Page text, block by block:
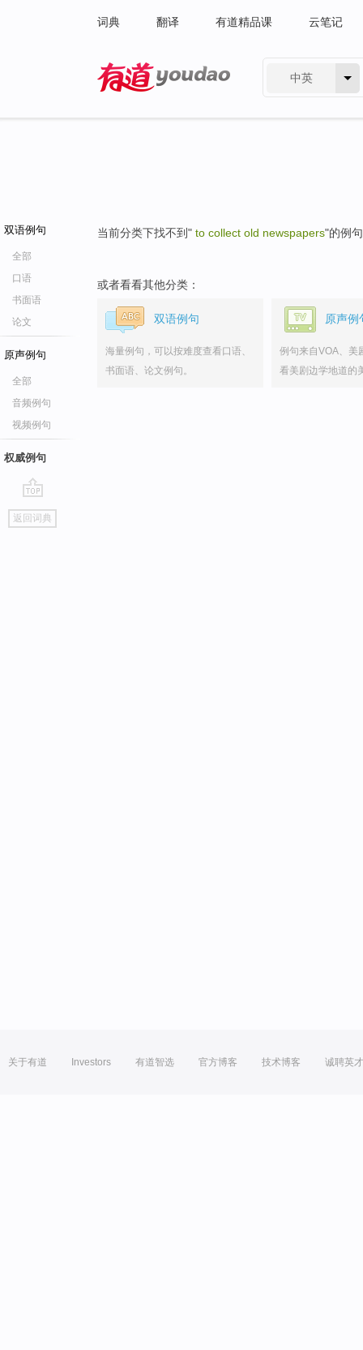
词典 翻译 有道精品课 云笔记
中英
双语例句
全部
口语
书面语
论文
原声例句
全部
音频例句
视频例句
权威例句
go
top
返回词典
当前分类下找不到" to collect old newspapers"的例
或者看看其他分类：
双语例句
海量例句，可以按难度查看口语、
书面语、论文例句。
原声例
例句来自VOA、美
看美剧边学地道的
关于有道 Investors 有道智选 官方博客 技术博客 诚聘英才